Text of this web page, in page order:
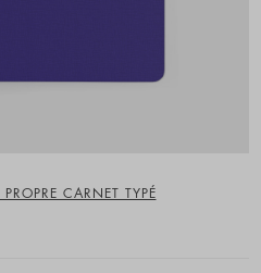
CARNET TYPÉ